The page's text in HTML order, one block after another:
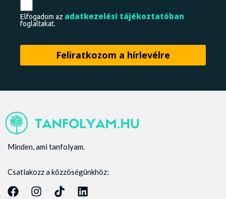
Elfogadom az adatkezelési tájékoztatóban
foglaltakat.
Minden, ami tanfolyam.
Csatlakozz a közzöségünkhöz: